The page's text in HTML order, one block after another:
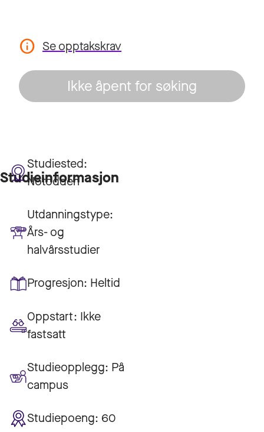
Se opptakskrav
Ikke åpent for søking
Studieinformasjon
Studiested:
Notodden
Utdanningstype:
Års- og
halvårsstudier
Progresjon: Heltid
Oppstart: Ikke
fastsatt
Studieopplegg: På
campus
Studiepoeng: 60